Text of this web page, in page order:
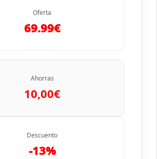
Oferta
69.99€
Ahorras
10,00€
Descuento
-13%